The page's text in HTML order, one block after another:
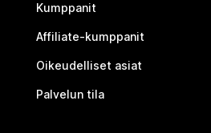
Kumppanit
Affiliate-kumppanit
Oikeudelliset asiat
Palvelun tila